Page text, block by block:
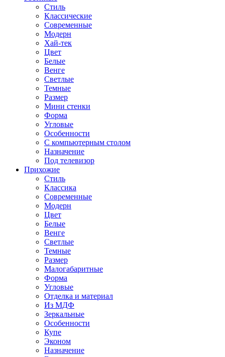
Стиль
Классические
Современные
Модерн
Хай-тек
Цвет
Белые
Венге
Светлые
Темные
Размер
Мини стенки
Форма
Угловые
Особенности
С компьютерным столом
Назначение
Под телевизор
Прихожие
Стиль
Классика
Современные
Модерн
Цвет
Белые
Венге
Светлые
Темные
Размер
Малогабаритные
Форма
Угловые
Отделка и материал
Из МДФ
Зеркальные
Особенности
Купе
Эконом
Назначение